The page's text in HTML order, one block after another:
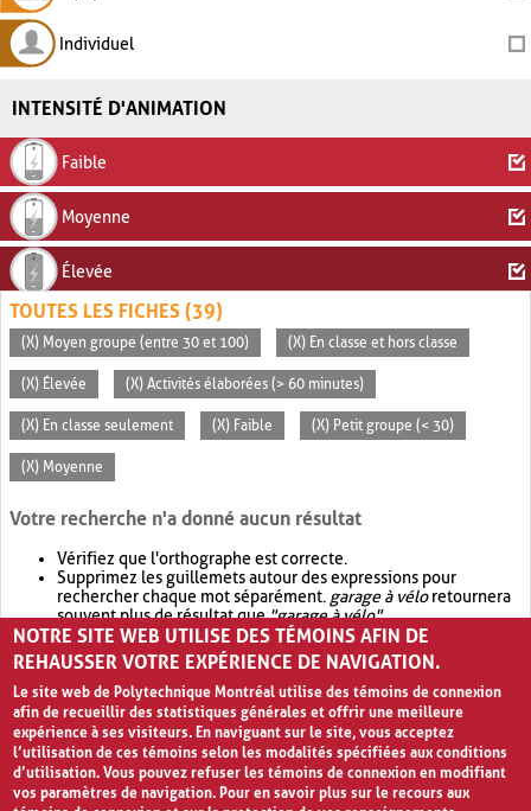
Individuel
INTENSITÉ D'ANIMATION
Faible
Moyenne
Élevée
TOUTES LES FICHES (39)
(X) Moyen groupe (entre 30 et 100) (X) En classe et hors classe
(X) Élevée (X) Activités élaborées (> 60 minutes)
(X) En classe seulement (X) Faible (X) Petit groupe (< 30)
(X) Moyenne
Votre recherche n'a donné aucun résultat
Vérifiez que l'orthographe est correcte.
Supprimez les guillemets autour des expressions pour
rechercher chaque mot séparément. garage à véloretournera
souvent plus de résultat que"garage à vélo".
Envisagez d'élargir votre recherche avec OR.garage OR vélo
retournera souvent plus de résultat quegarage à vélo
NOTRE SITE WEB UTILISE DES TÉMOINS AFIN DE
REHAUSSER VOTRE EXPÉRIENCE DE NAVIGATION.
Le site web de Polytechnique Montréal utilise des témoins de connexion
afin de recueillir des statistiques générales et offrir une meilleure
expérience à ses visiteurs. En naviguant sur le site, vous acceptez
l’utilisation de ces témoins selon les modalités spécifiées aux conditions
d’utilisation. Vous pouvez refuser les témoins de connexion en modifiant
vos paramètres de navigation. Pour en savoir plus sur le recours aux